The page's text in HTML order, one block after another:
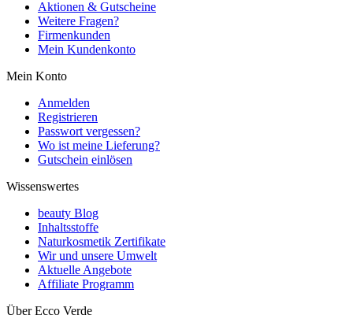
Aktionen & Gutscheine
Weitere Fragen?
Firmenkunden
Mein Kundenkonto
Mein Konto
Anmelden
Registrieren
Passwort vergessen?
Wo ist meine Lieferung?
Gutschein einlösen
Wissenswertes
beauty Blog
Inhaltsstoffe
Naturkosmetik Zertifikate
Wir und unsere Umwelt
Aktuelle Angebote
Affiliate Programm
Über Ecco Verde